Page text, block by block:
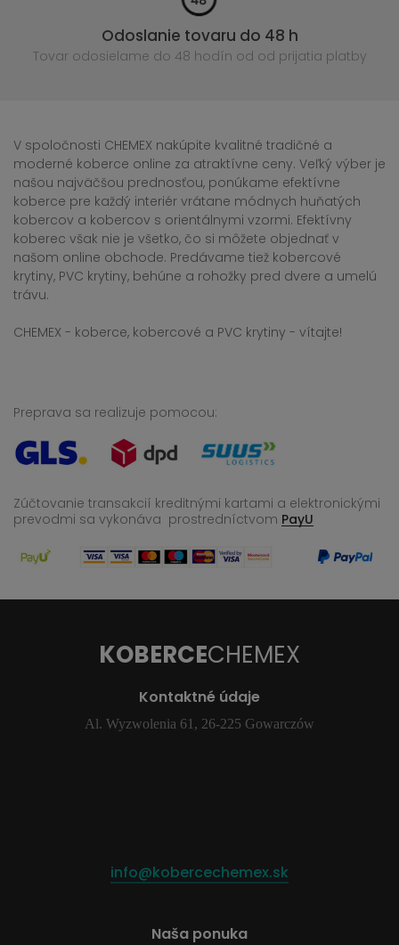
Odoslanie tovaru do 48 h
Tovar odosielame do 48 hodín od od prijatia platby
V spoločnosti CHEMEX nakúpite kvalitné tradičné a
moderné koberce online za atraktívne ceny. Veľký výber je
našou najväčšou prednosťou, ponúkame efektívne
koberce pre každý interiér vrátane módnych huňatých
kobercov a kobercov s orientálnymi vzormi. Efektívny
koberec však nie je všetko, čo si môžete objednať v
našom online obchode. Predávame tiež kobercové
krytiny, PVC krytiny, behúne a rohožky pred dvere a umelú
trávu.
CHEMEX - koberce, kobercové a PVC krytiny - vítajte!
Preprava sa realizuje pomocou:
Zúčtovanie transakcií kreditnými kartami a elektronickými
prevodmi sa vykonáva prostredníctvom PayU
KOBERCECHEMEX
Kontaktné údaje
Al. Wyzwolenia 61, 26-225 Gowarczów
info@kobercechemex.sk
Naša ponuka